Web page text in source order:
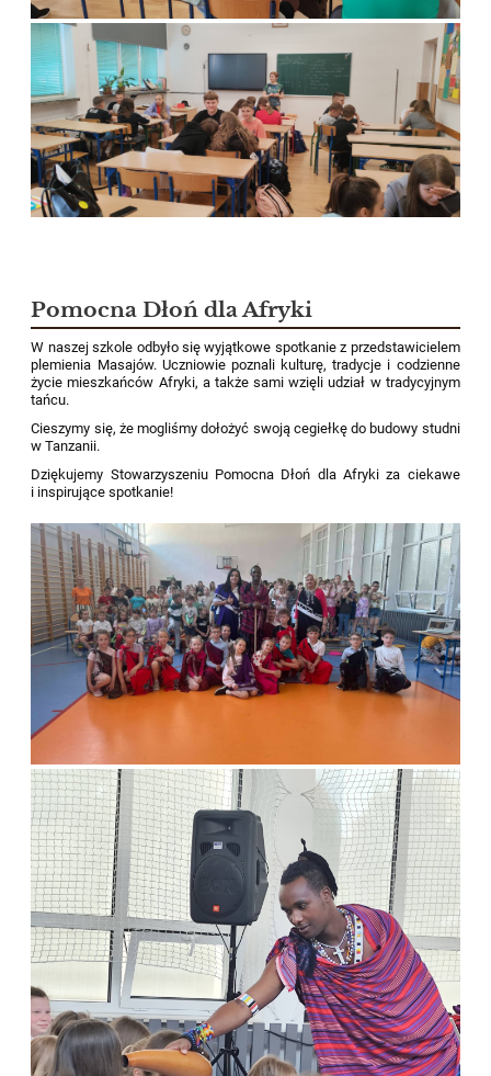
Pomocna Dłoń dla Afryki
W naszej szkole odbyło się wyjątkowe spotkanie z przedstawicielem
plemienia Masajów. Uczniowie poznali kulturę, tradycje i codzienne
życie mieszkańców Afryki, a także sami wzięli udział w tradycyjnym
tańcu.
Cieszymy się, że mogliśmy dołożyć swoją cegiełkę do budowy studni
w Tanzanii.
Dziękujemy Stowarzyszeniu Pomocna Dłoń dla Afryki za ciekawe
i inspirujące spotkanie!